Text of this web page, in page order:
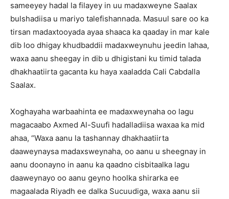
sameeyey hadal la filayey in uu madaxweyne Saalax
bulshadiisa u mariyo talefishannada. Masuul sare oo ka
tirsan madaxtooyada ayaa shaaca ka qaaday in mar kale
dib loo dhigay khudbaddii madaxweynuhu jeedin lahaa,
waxa aanu sheegay in dib u dhigistani ku timid talada
dhakhaatiirta gacanta ku haya xaaladda Cali Cabdalla
Saalax.
Xoghayaha warbaahinta ee madaxweynaha oo lagu
magacaabo Axmed Al-Suufi hadalladiisa waxaa ka mid
ahaa, “Waxa aanu la tashannay dhakhaatiirta
daaweynaysa madaxsweynaha, oo aanu u sheegnay in
aanu doonayno in aanu ka qaadno cisbitaalka lagu
daaweynayo oo aanu geyno hoolka shirarka ee
magaalada Riyadh ee dalka Sucuudiga, waxa aanu sii